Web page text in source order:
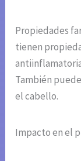
Propiedades
tienen
También
el cabello.
Impacto en el